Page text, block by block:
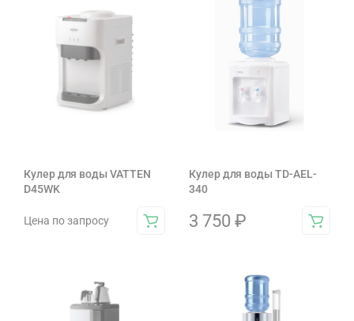
Кулер для воды VATTEN
D45WK
Цена по запросу
Кулер для воды TD-AEL-
340
3 750 ₽